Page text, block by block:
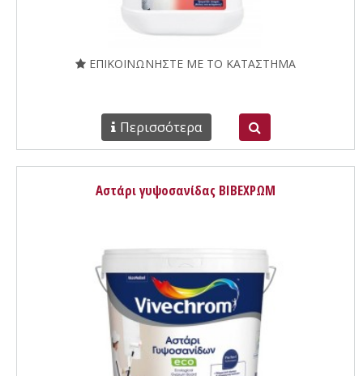
ΕΠΙΚΟΙΝΩΝΗΣΤΕ ΜΕ ΤΟ ΚΑΤΑΣΤΗΜΑ
Περισσότερα
Αστάρι γυψοσανίδας ΒΙΒΕΧΡΩΜ